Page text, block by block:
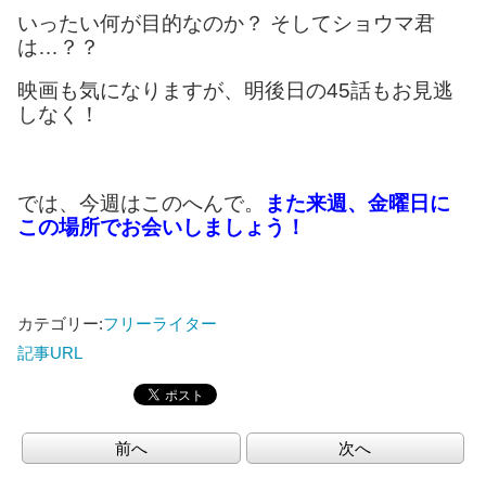
いったい何が目的なのか？ そしてショウマ君
は…？？
映画も気になりますが、明後日の45話もお見逃
しなく！
では、今週はこのへんで。
また来週、金曜日に
この場所でお会いしましょう！
カテゴリー:フリーライター
記事URL
前へ 次へ